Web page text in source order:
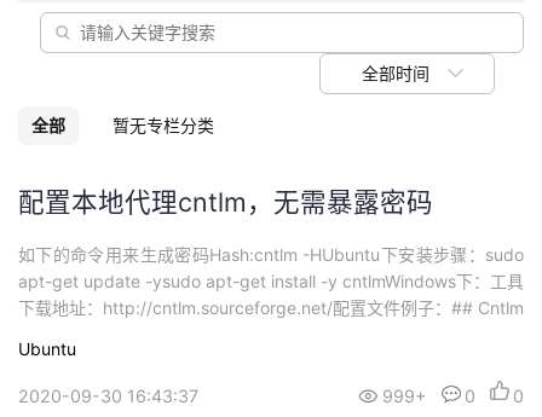
动
关
的
发
者
学
堂
我
我
Programs
的
持
我
的
我
全部时间
全部 暂无专栏分类
配置本地代理cntlm，无需暴露密码
如下的命令用来生成密码Hash:cntlm -HUbuntu下安装步骤：sudo
apt-get update -ysudo apt-get install -y cntlmWindows下：工具
下载地址：http://cntlm.sourceforge.net/配置文件例子：## Cntlm
Ubuntu
2020-09-30 16:43:37 999+ 0 0